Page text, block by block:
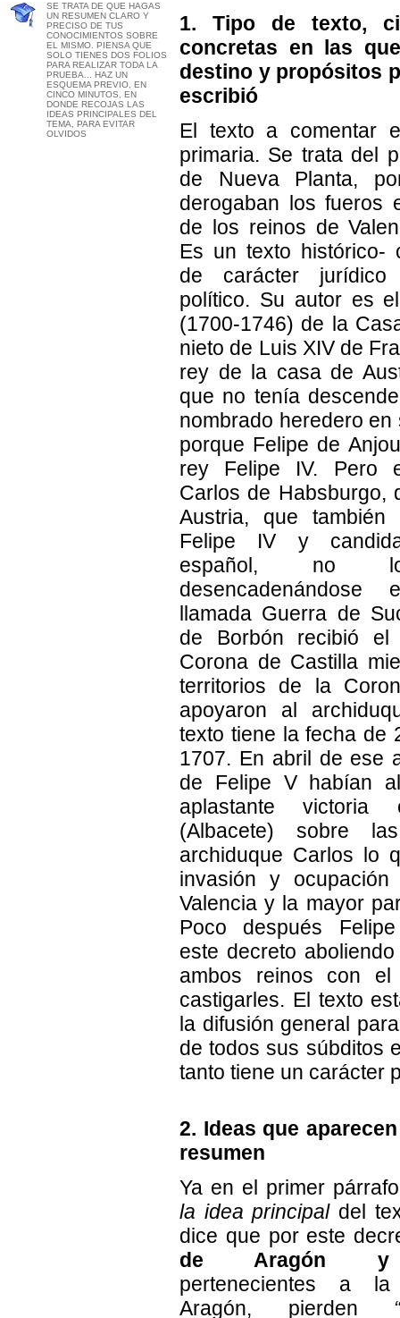
SE TRATA DE QUE HAGAS
UN RESUMEN CLARO Y
PRECISO DE TUS
CONOCIMIENTOS SOBRE
EL MISMO. PIENSA QUE
SOLO TIENES DOS FOLIOS
PARA REALIZAR TODA LA
PRUEBA... HAZ UN
ESQUEMA PREVIO, EN
CINCO MINUTOS, EN
DONDE RECOJAS LAS
IDEAS PRINCIPALES DEL
TEMA, PARA EVITAR
OLVIDOS
1. Tipo de texto,
concretas en las
destino y propósitos
escribió
El texto a comentar
primaria. Se trata del
de Nueva Planta,
derogaban los fueros
de los reinos de
Es un texto histórico-
de carácter jurídico
político. Su autor es
(1700-1746) de la
nieto de Luis XIV de
rey de la casa de
que no tenía
nombrado heredero en
porque Felipe de
rey Felipe IV. Pero
Carlos de Habsburgo,
Austria, que
Felipe IV y
español, no
llamada Guerra de
de Borbón recibió
Corona de Castilla
territorios de la
apoyaron al
texto tiene la fecha de
1707. En abril de ese
de Felipe V habían
aplastante victoria
(Albacete) sobre
archiduque Carlos lo
invasión y
Valencia y la mayor
Poco después
este decreto
ambos reinos con el
castigarles. El texto
la difusión general
de todos sus súbditos
tanto tiene un carácter
2. Ideas que
resumen
Ya en el primer
la idea principaldel
dice que por este
de Aragón y
pertenecientes a
Aragón, pierden